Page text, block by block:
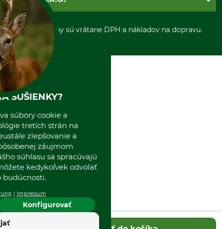
Otváracie hodiny
Zrušenie objednávky
Platba vopred
Sepa-inkaso
Osobný odber
O nás
Predajňa
Kolektív GRUBE
Naše pobočky v Európe
*Všetky ceny sú vrátane DPH a nákladov na dopravu.
SUŠIENKY?
súbory cookie a
tretích strán na
zlepšovanie a
záujmom
súhlasu sa spracúvajú
kedykoľvek odvolať
budúcnosti.
Impressum
Konfigurovať